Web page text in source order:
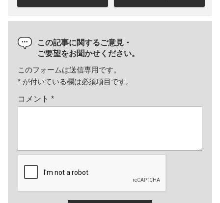
この記事に関するご意見・
ご要望をお聞かせください。
このフォームは送信専用です。
* が付いている欄は必須項目です。
コメント *